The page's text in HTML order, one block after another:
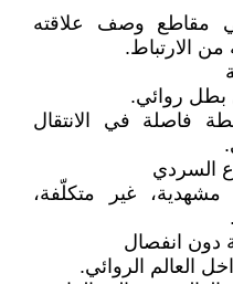
مقاطع وصف علاقته
من الارتباط.
بطل روائي.
فاصلة في الانتقال
مشهدية، غير متكلّفة،